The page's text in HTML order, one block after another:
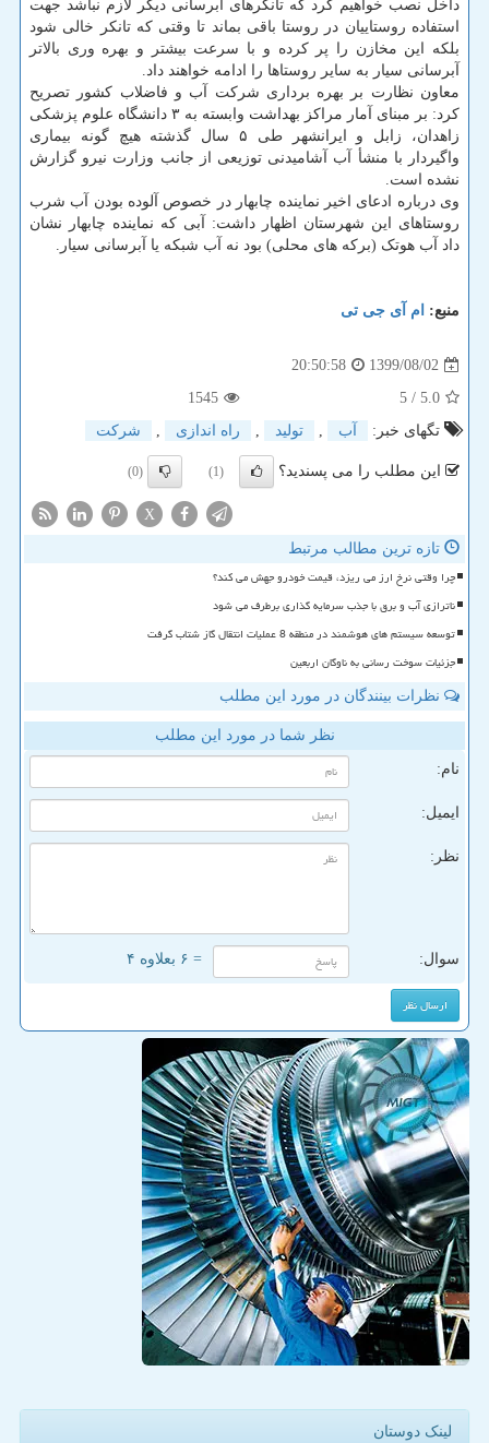
داخل نصب خواهیم کرد که تانکرهای آبرسانی دیگر لازم نباشد جهت
استفاده روستاییان در روستا باقی بماند تا وقتی که تانکر خالی شود
بلکه این مخازن را پر کرده و با سرعت بیشتر و بهره وری بالاتر
آبرسانی سیار به سایر روستاها را ادامه خواهند داد.
معاون نظارت بر بهره برداری شرکت آب و فاضلاب کشور تصریح
کرد: بر مبنای آمار مراکز بهداشت وابسته به ۳ دانشگاه علوم پزشکی
زاهدان، زابل و ایرانشهر طی ۵ سال گذشته هیچ گونه بیماری
واگیردار با منشأ آب آشامیدنی توزیعی از جانب وزارت نیرو گزارش
نشده است.
وی درباره ادعای اخیر نماینده چابهار در خصوص آلوده بودن آب شرب
روستاهای این شهرستان اظهار داشت: آبی که نماینده چابهار نشان
داد آب هوتک (برکه های محلی) بود نه آب شبکه یا آبرسانی سیار.
منبع: ام آی جی تی
1399/08/02
20:50:58
5.0
/ 5
1545
تگهای خبر:
آب , تولید , راه اندازی , شركت
این مطلب را می پسندید؟ (1)
(0)
X
تازه ترین مطالب مرتبط
چرا وقتی نرخ ارز می ریزد، قیمت خودرو جهش می کند؟
ناترازی آب و برق با جذب سرمایه گذاری برطرف می شود
توسعه سیستم های هوشمند در منطقه 8 عملیات انتقال گاز شتاب گرفت
جزئیات سوخت رسانی به ناوگان اربعین
نظرات بینندگان در مورد این مطلب
نظر شما در مورد این مطلب
نام:
ایمیل:
نظر:
سوال: = ۶ بعلاوه ۴
لینک دوستان